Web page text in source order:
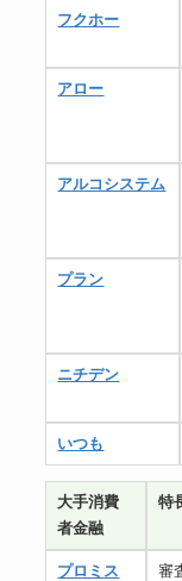
フクホー
アロー
アルコシステム
プラン
ニチデン
いつも
大手消費
者金融
特
プロミス
審